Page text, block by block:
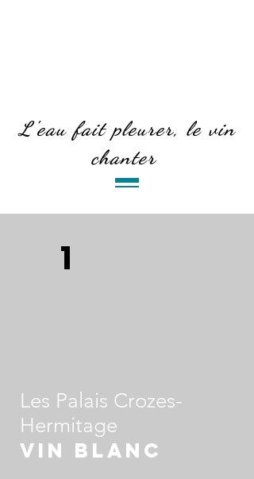
L'eau fait pleurer, le vin
chanter
1
Les Palais Crozes-
Hermitage
VIN Blanc